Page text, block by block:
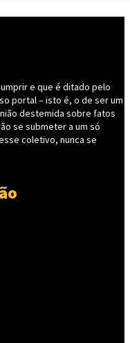
e que é ditado pelo
portal – isto é, o de ser um
destemida sobre fatos
se submeter a um só
coletivo, nunca se